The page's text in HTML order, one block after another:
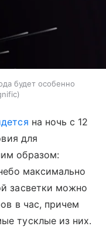
будет особенно
на ночь с 12
для
образом:
максимально
засветки можно
в час, причем
тусклые из них.